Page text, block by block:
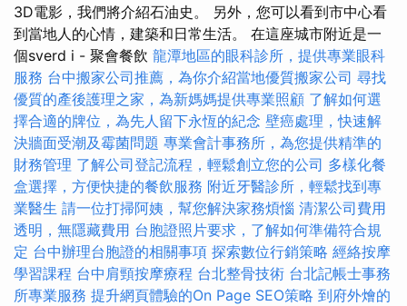
3D電影，我們將介紹石油史。 另外，您可以看到市中心看
到當地人的心情，建築和日常生活。 在這座城市附近是一
個sverd i - 聚會餐飲 龍潭地區的眼科診所，提供專業眼科
服務 台中搬家公司推薦，為你介紹當地優質搬家公司 尋找
優質的產後護理之家，為新媽媽提供專業照顧 了解如何選
擇合適的牌位，為先人留下永恆的紀念 壁癌處理，快速解
決牆面受潮及霉菌問題 專業會計事務所，為您提供精準的
財務管理 了解公司登記流程，輕鬆創立您的公司 多樣化餐
盒選擇，方便快捷的餐飲服務 附近牙醫診所，輕鬆找到專
業醫生 請一位打掃阿姨，幫您解決家務煩惱 清潔公司費用
透明，無隱藏費用 台胞證照片要求，了解如何準備符合規
定 台中辦理台胞證的相關事項 探索數位行銷策略 經絡按摩
學習課程 台中肩頸按摩療程 台北整骨技術 台北記帳士事務
所專業服務 提升網頁體驗的On Page SEO策略 到府外燴的